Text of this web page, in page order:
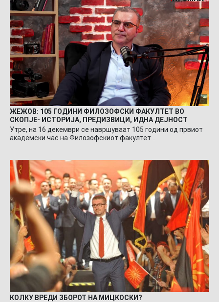
ЖЕЖОВ: 105 ГОДИНИ ФИЛОЗОФСКИ ФАКУЛТЕТ ВО
СКОПЈЕ- ИСТОРИЈА, ПРЕДИЗВИЦИ, ИДНА ДЕЈНОСТ
Утре, на 16 декември се навршуваат 105 години од првиот
академски час на Филозофскиот факултет…
КОЛКУ ВРЕДИ ЗБОРОТ НА МИЦКОСКИ?